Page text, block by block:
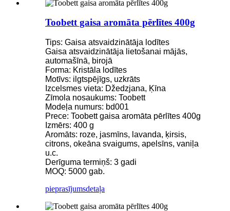
Toobett gaisa aromāta pērlītes 400g
Tips: Gaisa atsvaidzinātāja lodītes
Gaisa atsvaidzinātāja lietošanai mājās,
automašīnā, birojā
Forma: Kristāla lodītes
Motīvs: ilgtspējīgs, uzkrāts
Izcelsmes vieta: Džedzjana, Ķīna
Zīmola nosaukums: Toobett
Modeļa numurs: bd001
Prece: Toobett gaisa aromāta pērlītes 400g
Izmērs: 400 g
Aromāts: roze, jasmīns, lavanda, ķirsis,
citrons, okeāna svaigums, apelsīns, vaniļa
u.c.
Derīguma termiņš: 3 gadi
MOQ: 5000 gab.
pieprasījumsdetaļa